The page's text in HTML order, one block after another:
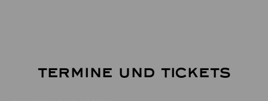
TERMINE UND TICKETS